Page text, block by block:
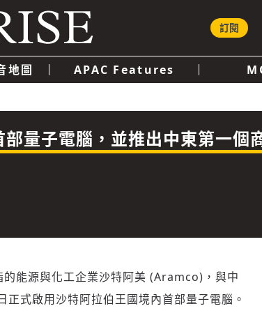
訂閱
地圖 APAC Features
社會
量子電腦，並推出中東第一個
能源與化工企業沙特阿美 (Aramco)，與中
式啟用沙特阿拉伯王國境內首部量子電腦。